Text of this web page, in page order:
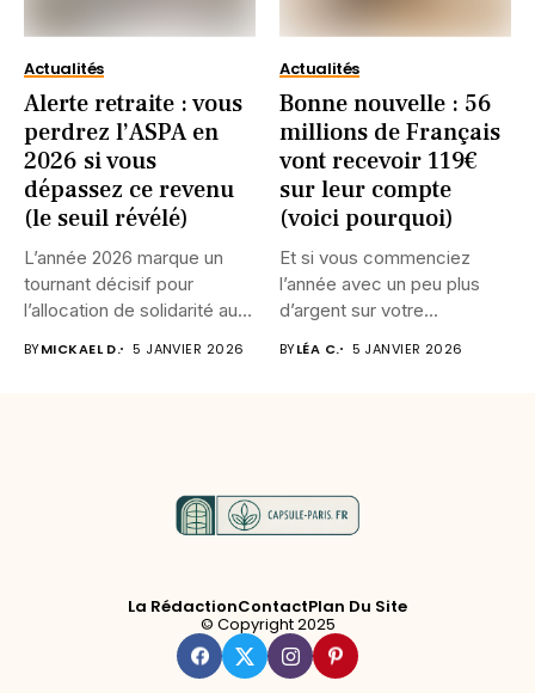
Actualités
Alerte retraite : vous
perdrez l’ASPA en
2026 si vous
dépassez ce revenu
(le seuil révélé)
L’année 2026 marque un
tournant décisif pour
l’allocation de solidarité aux
BYMICKAEL D. 5 JANVIER 2026
Actualités
Bonne nouvelle : 56
millions de Français
vont recevoir 119€
sur leur compte
(voici pourquoi)
Et si vous commenciez
l’année avec un peu plus
d’argent sur votre...
BYLÉA C. 5 JANVIER 2026
La RédactionContactPlan Du Site
© Copyright 2025